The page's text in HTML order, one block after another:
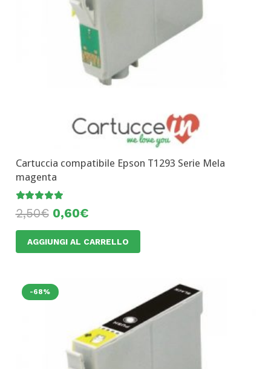
Cartuccia compatibile Epson T1293 Serie Mela
magenta
Valutato
2,50€ 0,60€
AGGIUNGI AL CARRELLO
-68%